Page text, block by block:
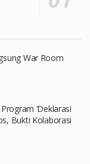
War Room
‘Deklarasi
Bukti Kolaborasi